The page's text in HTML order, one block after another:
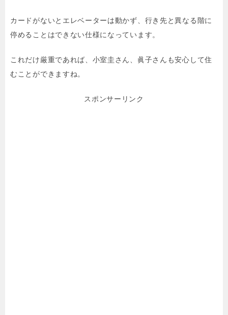
カードがないとエレベーターは動かず、行き先と異なる階に
停めることはできない仕様になっています。
これだけ厳重であれば、小室圭さん、眞子さんも安心して住
むことができますね。
スポンサーリンク